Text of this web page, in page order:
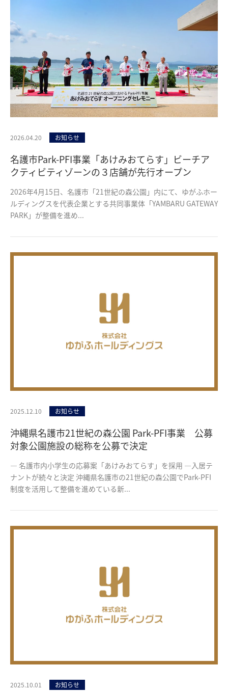
2026.04.20 お知らせ
名護市Park-PFI事業「あけみおてらす」ビーチア
クティビティゾーンの３店舗が先行オープン
2026年4月15日、名護市「21世紀の森公園」内にて、ゆがふホー
ルディングスを代表企業とする共同事業体「YAMBARU GATEWAY
PARK」が整備を進め...
2025.12.10 お知らせ
沖縄県名護市21世紀の森公園 Park-PFI事業 公募
対象公園施設の総称を公募で決定
― 名護市内小学生の応募案「あけみおてらす」を採用 ―入居テ
ナントが続々と決定 沖縄県名護市の21世紀の森公園でPark-PFI
制度を活用して整備を進めている新...
2025.10.01 お知らせ